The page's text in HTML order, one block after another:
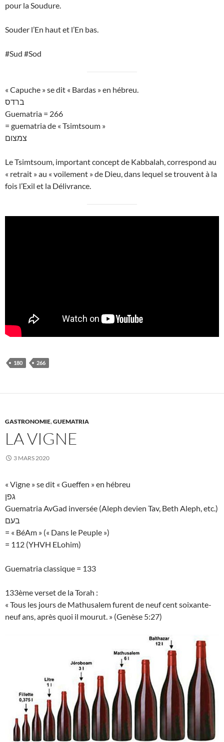
pour la Soudure.
Souder l’En haut et l’En bas.
#Sud #Sod
« Capuche » se dit « Bardas » en hébreu.
ברדס
Guematria = 266
= guematria de « Tsimtsoum »
צמצום
Le Tsimtsoum, important concept de Kabbalah, correspond au
« retrait » au « voilement » de Dieu, dans lequel se trouvent à la
fois l’Exil et la Délivrance.
180 266
GASTRONOMIE,GUEMATRIA
LA VIGNE
3 MARS 2020
« Vigne » se dit « Gueffen » en hébreu
גפן
Guematria AvGad inversée (Aleph devien Tav, Beth Aleph, etc.)
בעם
= « BéAm » (« Dans le Peuple »)
= 112 (YHVH ELohim)
Guematria classique = 133
133ème verset de la Torah :
« Tous les jours de Mathusalem furent de neuf cent soixante-
neuf ans, après quoi il mourut. » (Genèse 5:27)